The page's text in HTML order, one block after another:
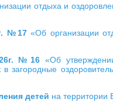
отдыха и
№17«Об организации
№16 «Об
загородные
детей на территории